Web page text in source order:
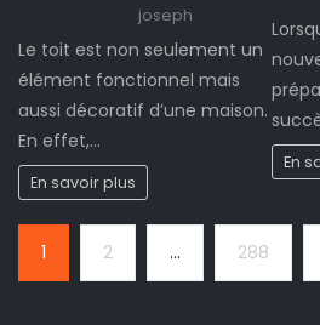
joseph
Le toit est non seulement un
élément fonctionnel mais
aussi décoratif d’une maison.
En effet,…
En savoir plus
En
1 2 … 288